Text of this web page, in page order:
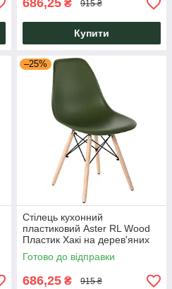
686,25 ₴ 915 ₴
Купити
–25%
Стілець кухонний
пластиковий Aster RL Wood
Пластик Хакі на дерев'яних
букових ніжках Eames для
дому, кафе, школи AMF
Готово до відправки
686,25 ₴ 915 ₴